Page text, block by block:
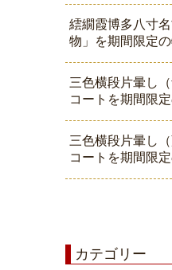
繧繝霞博多八寸
物」を期間限定
三色横段片暈し
コートを期間限
三色横段片暈し
コートを期間限
カテゴリー